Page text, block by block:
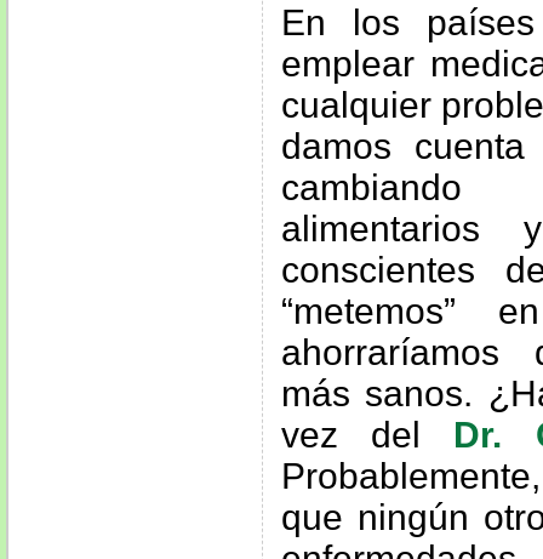
En los países
emplear
cualquier
damos
alimentarios
conscientes
“metemos”
ahorraríamos
más sanos.
vez del Dr.
que ningún